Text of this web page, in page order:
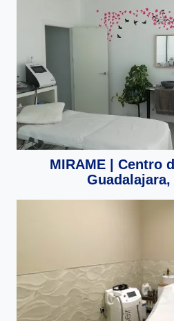
MIRAME | Centro
Guadalajara,